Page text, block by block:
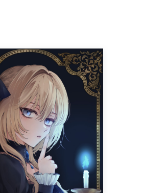
オーバーラップノベルス
オーバーラップノベルスf
ロサージュノベルス